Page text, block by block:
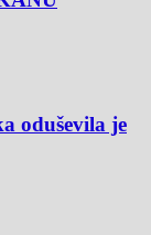
oduševila je